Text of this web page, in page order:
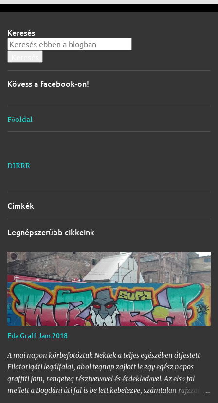
e
y
z
s
k
Keresés
Kövess a facebook-on!
Főoldal
DIRRR
Címkék
Legnépszerűbb cikkeink
Fila Graff Jam 2018
A mai napon körbefotóztuk Nektek a teljes egészében átfestett
Filatorigáti legálfalat, ahol tegnap zajlott le egy egész napos
graffiti jam, rengeteg résztvevővel és érdeklődővel. Az első fal
mellett a Bogdáni úti fal is be lett kebelezve, számtalan rajzzal, és